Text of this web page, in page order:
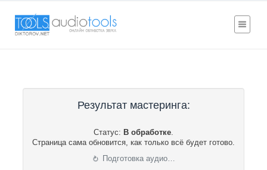
Результат мастеринга:
Статус: В обработке.
Страница сама обновится, как только всё будет готово.
⟳ Подготовка аудио…